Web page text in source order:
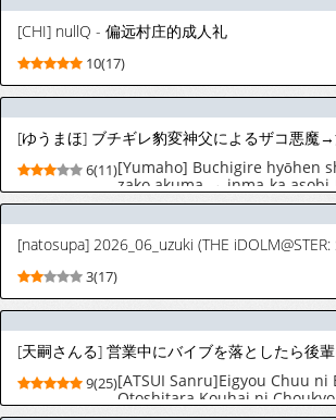
[CHI] nullQ - 偏远村庄的成人礼
10(17)
6(11)[Yumaho] Buchigire hyōhen
zako akuma → inma-ka
的杂鱼恶魔→淫魔化游戏
[natosupa] 2026_06_uzuki (THE
3(17)
9(25)[ATSUI Sanru]Eigyou Chuu ni
Otoshitara Kouhai ni
Koto ni natta Riiman no